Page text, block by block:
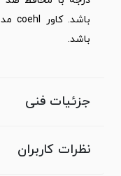
باشد.
جزئیات فنی
نظرات کاربران